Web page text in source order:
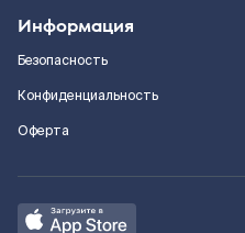
Информация
Безопасность
Конфиденциальность
Оферта